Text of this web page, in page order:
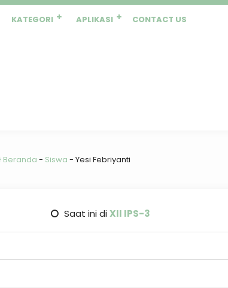
KATEGORI APLIKASI CONTACT US
Beranda - Siswa - Yesi Febriyanti
Saat ini diXII IPS-3